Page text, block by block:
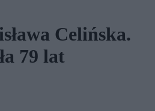
Celińska.
79 lat